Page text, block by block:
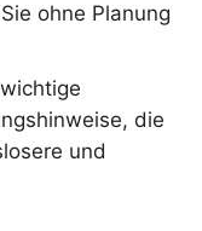
ohne Planung
die
und